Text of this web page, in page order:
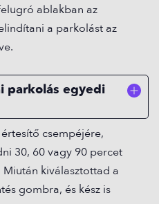
ablakban az
a parkolást az
parkolás egyedi
csempéjére,
30, 60 vagy 90 percet
kiválasztottad a
gombra, és kész is